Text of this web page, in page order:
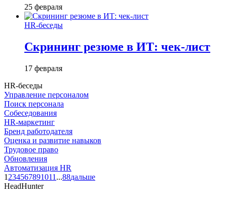
25 февраля
HR-беседы
Скрининг резюме в ИТ: чек-лист
17 февраля
HR-беседы
Управление персоналом
Поиск персонала
Собеседования
HR-маркетинг
Бренд работодателя
Оценка и развитие навыков
Трудовое право
Обновления
Автоматизация HR
1 234567891011 ...88дальше
HeadHunter